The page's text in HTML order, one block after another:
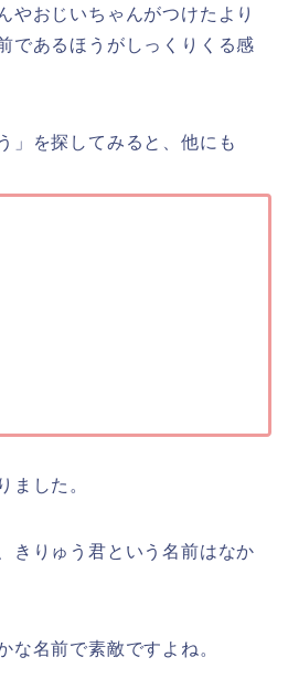
やおじいちゃんがつけたより
であるほうがしっくりくる感
」を探してみると、他にも
ました。
きりゅう君という名前はなか
な名前で素敵ですよね。